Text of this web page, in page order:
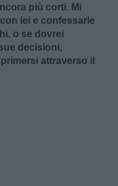
più corti. Mi
lei e confessarle
o se dovrei
decisioni,
attraverso il